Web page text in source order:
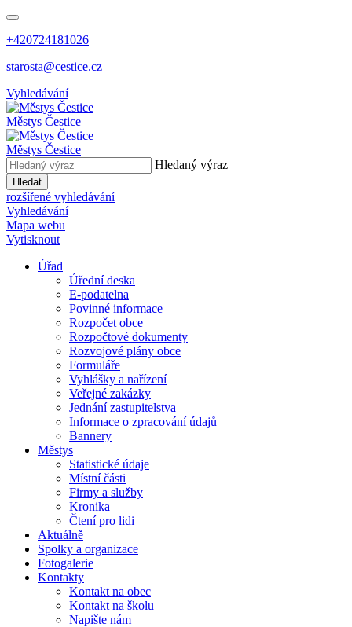
+420724181026
starosta@cestice.cz
Vyhledávání
Městys Čestice
Městys Čestice
Hledaný výraz
Hledat
rozšířené vyhledávání
Vyhledávání
Mapa webu
Vytisknout
Úřad
Úřední deska
E-podatelna
Povinné informace
Rozpočet obce
Rozpočtové dokumenty
Rozvojové plány obce
Formuláře
Vyhlášky a nařízení
Veřejné zakázky
Jednání zastupitelstva
Informace o zpracování údajů
Bannery
Městys
Statistické údaje
Místní části
Firmy a služby
Kronika
Čtení pro lidi
Aktuálně
Spolky a organizace
Fotogalerie
Kontakty
Kontakt na obec
Kontakt na školu
Napište nám